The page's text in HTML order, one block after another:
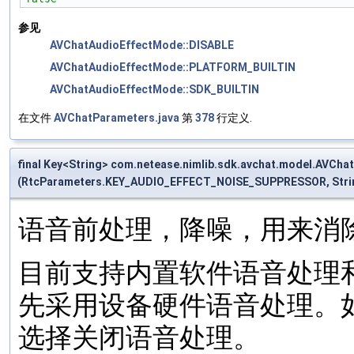
参见
AVChatAudioEffectMode::DISABLE
AVChatAudioEffectMode::PLATFORM_BUILTIN
AVChatAudioEffectMode::SDK_BUILTIN
在文件AVChatParameters.java 第378行定义.
final Key<String>
(RtcParameters.KEY_AUDIO_EFFECT_NOISE_SUPPRESSOR,
语音前处理，降噪，用来消
目前支持内置软件语音处理
先采用设备硬件语音处理
选择关闭语音处理。